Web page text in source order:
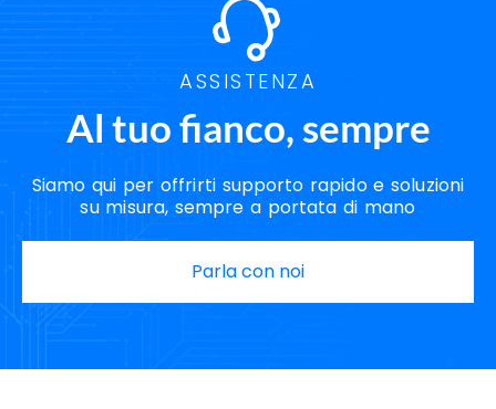
ASSISTENZA
Al tuo fianco, sempre
Siamo qui per offrirti supporto rapido e soluzioni
su misura, sempre a portata di mano
Parla con noi